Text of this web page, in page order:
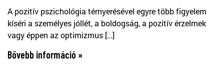
A pozitív pszichológia térnyerésével egyre több figyelem
kíséri a személyes jóllét, a boldogság, a pozitív érzelmek
vagy éppen az optimizmus […]
Bővebb információ »